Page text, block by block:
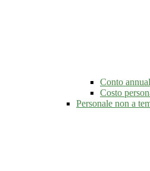
Conto
Costo
Personale non a